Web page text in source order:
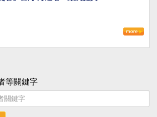
等關鍵字